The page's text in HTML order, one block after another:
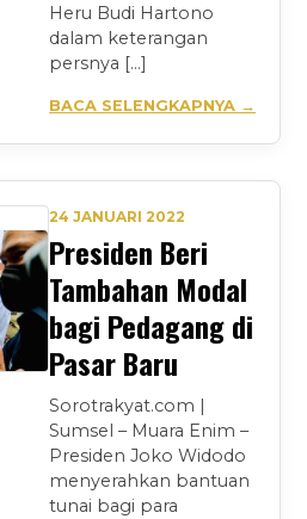
Heru Budi Hartono
dalam keterangan
persnya […]
BACA SELENGKAPNYA →
24 JANUARI 2022
Presiden Beri
Tambahan Modal
bagi Pedagang di
Pasar Baru
Sorotrakyat.com |
Sumsel – Muara Enim –
Presiden Joko Widodo
menyerahkan bantuan
tunai bagi para